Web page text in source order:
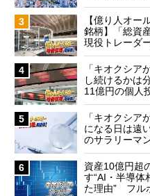
3
【億り人オー
銘柄】「総資
現役トレーダ
4
「キオクシア
し続けるかは
11億円の個人
5
「キオクシア
になる日は遠
のサラリーマ
6
資産10億円超
す“AI・半導体
た理由” フル